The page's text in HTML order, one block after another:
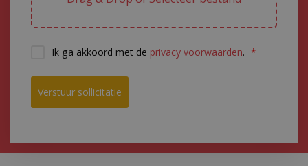
Je beschikt over een ondernemende houding en hecht veel
waarde aan professionaliteit en collegialiteit;
Accountancy of Bedrijfseconomie;
Je wilt je ontwikkelen in de Accountancy en eventueel je titel
behalen;
Je hecht waarde aan een fijne werksfeer en goede
Je hebt relevante stage of werkervaring.
Ik ga akkoord met de privacy voorwaarden.
Verstuur sollicitatie